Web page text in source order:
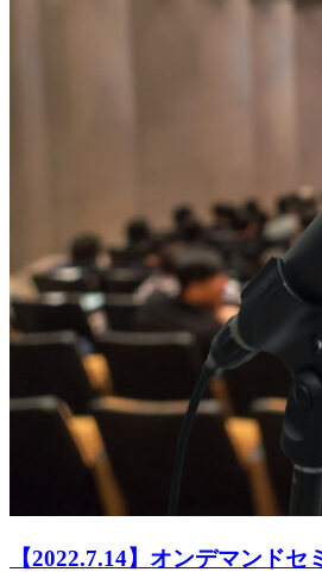
【2022.7.14】オンデマンド